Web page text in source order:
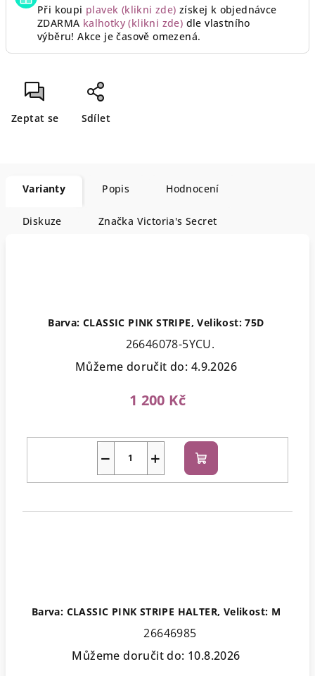
Při koupi plavek (klikni zde) získej k objednávce
ZDARMA kalhotky (klikni zde) dle vlastního
výběru! Akce je časově omezená.
Zeptat se Sdílet
Varianty Popis Hodnocení
Diskuze Značka Victoria's Secret
Barva: CLASSIC PINK STRIPE, Velikost: 75D
26646078-5YCU.
Můžeme doručit do: 4.9.2026
1 200 Kč
+
− Do
košíku
Barva: CLASSIC PINK STRIPE HALTER, Velikost: M
26646985
Můžeme doručit do: 10.8.2026